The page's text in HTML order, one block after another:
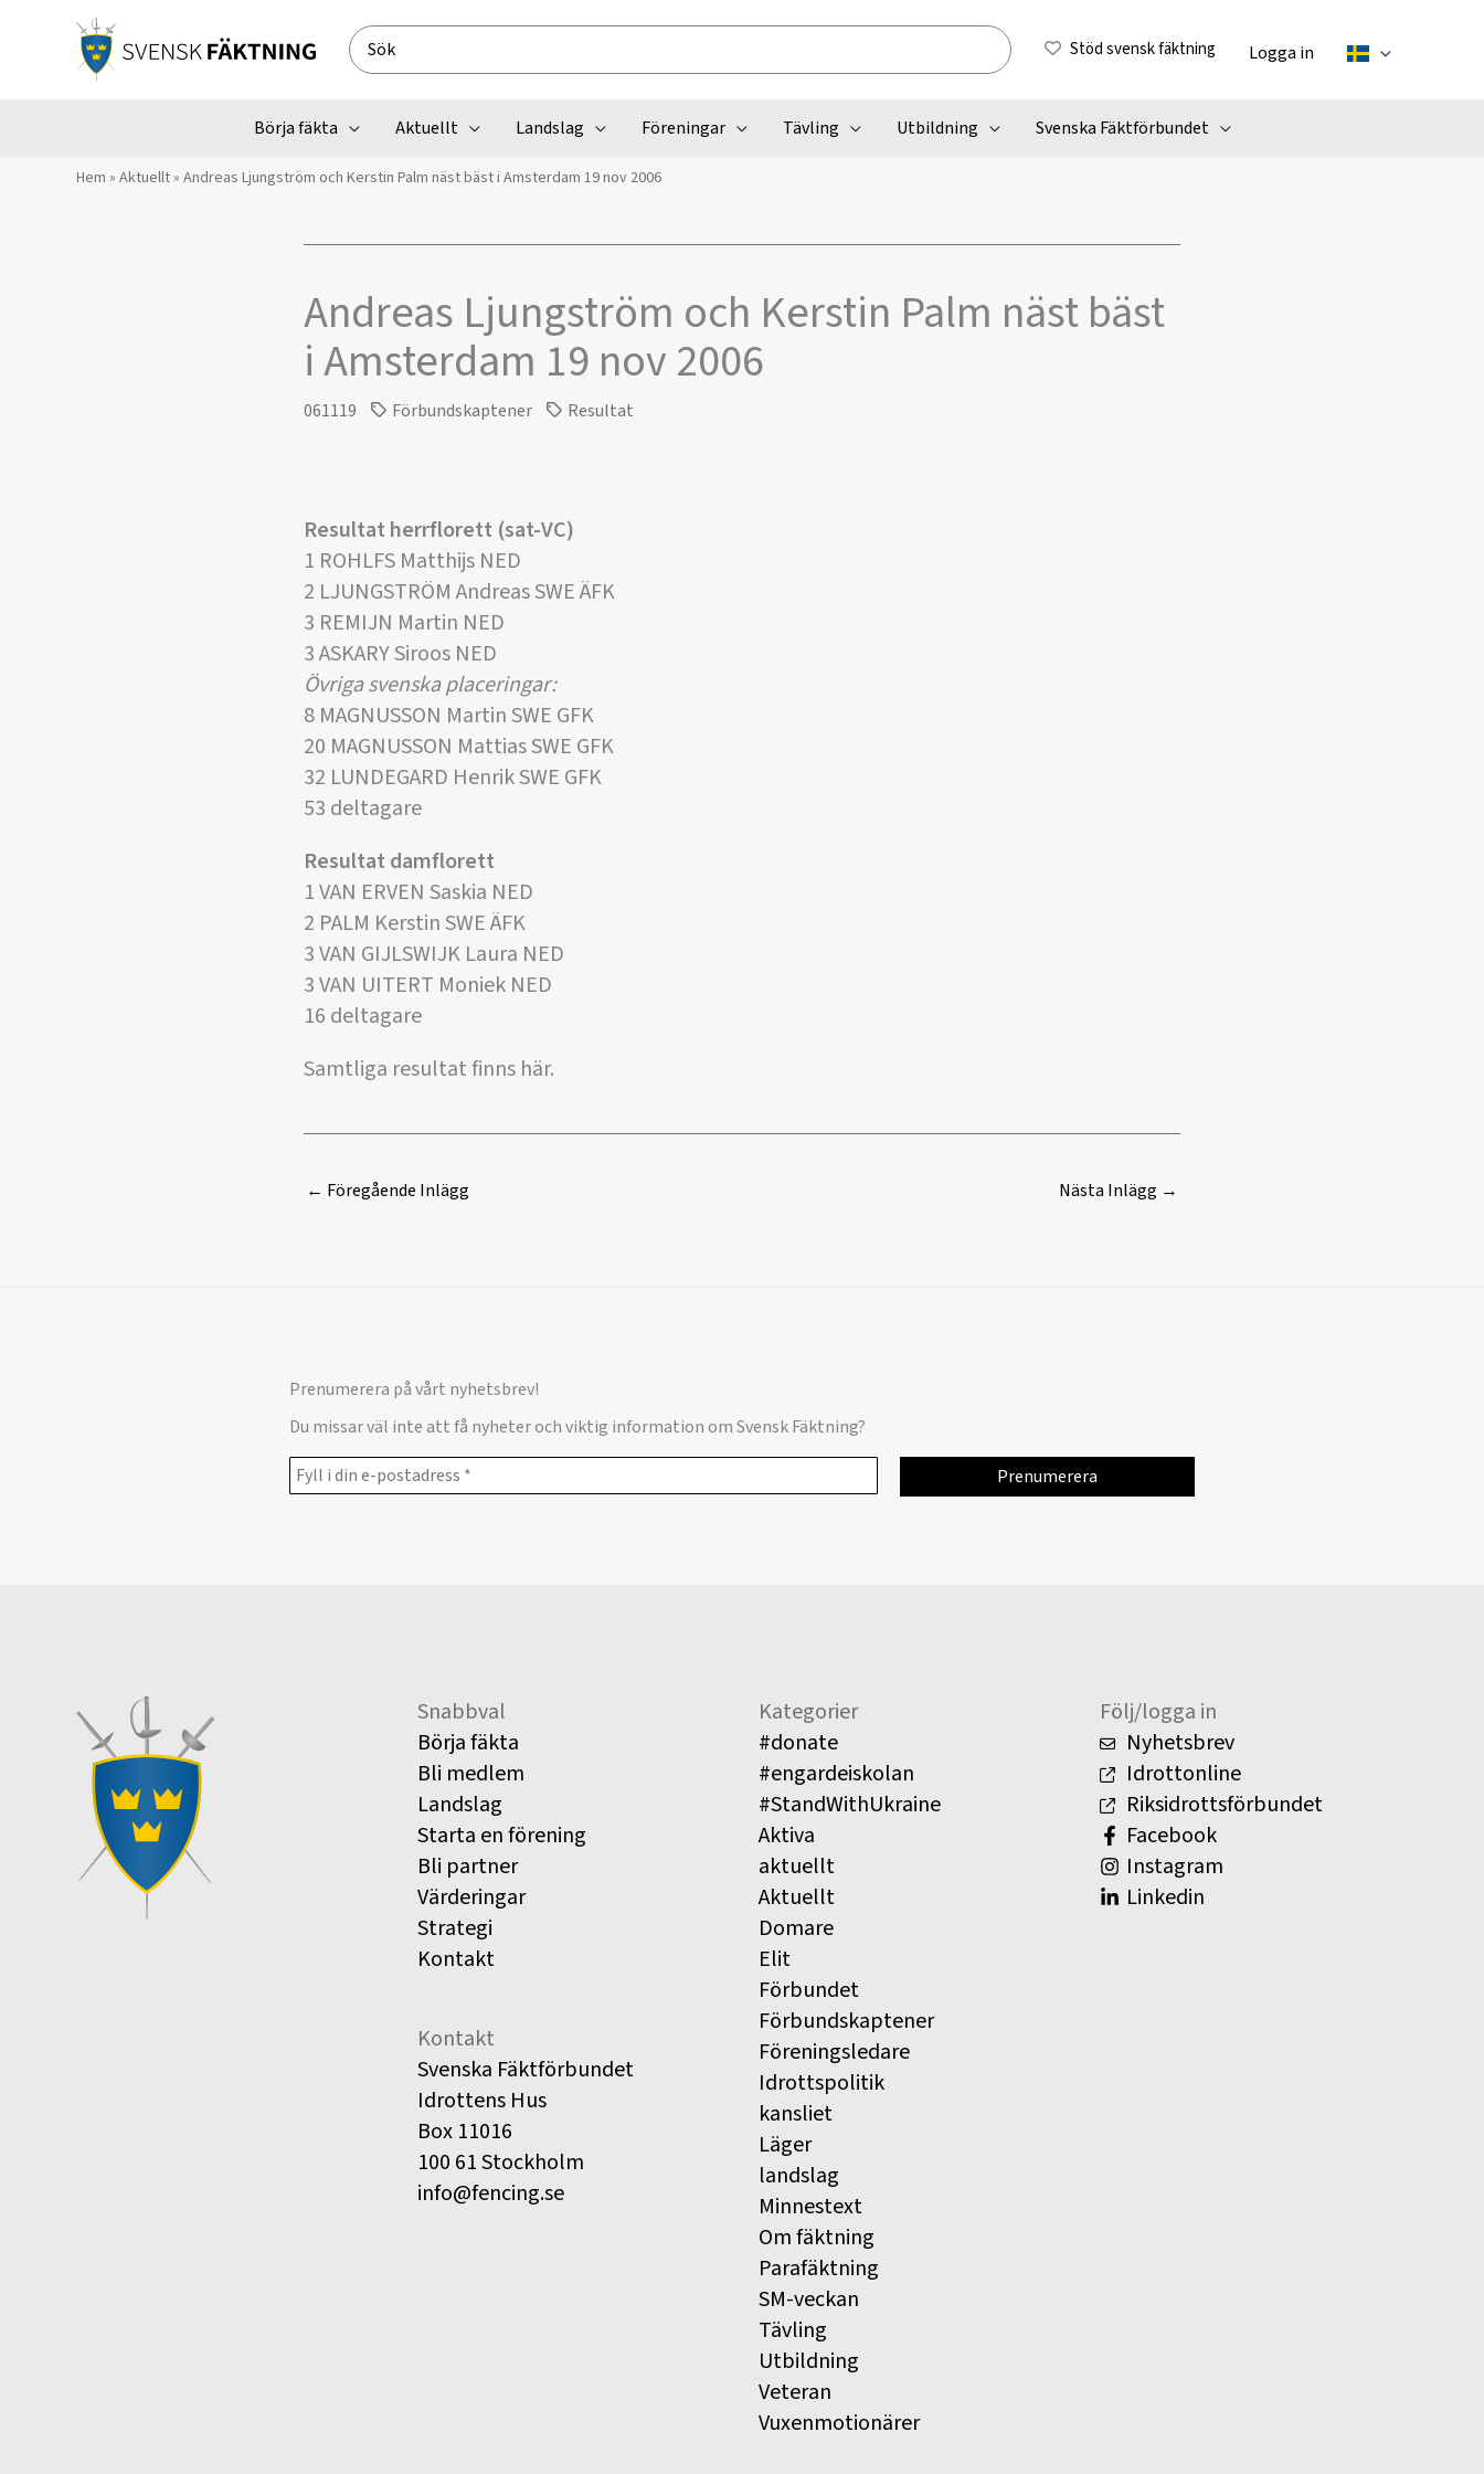
Search
for:
Stöd svensk fäktning Logga in
Börja fäkta Aktuellt Landslag Föreningar Tävling Utbildning Svenska Fäktförbundet
Hem » Aktuellt» Andreas Ljungström och Kerstin Palm näst bäst i Amsterdam 19 nov 2006
Andreas Ljungström och Kerstin Palm näst bäst
i Amsterdam 19 nov 2006
061119 Förbundskaptener Resultat
Resultat herrflorett (sat-VC)
1 ROHLFS Matthijs NED
2 LJUNGSTRÖM Andreas SWE ÄFK
3 REMIJN Martin NED
3 ASKARY Siroos NED
Övriga svenska placeringar:
8 MAGNUSSON Martin SWE GFK
20 MAGNUSSON Mattias SWE GFK
32 LUNDEGARD Henrik SWE GFK
53 deltagare
Resultat damflorett
1 VAN ERVEN Saskia NED
2 PALM Kerstin SWE ÄFK
3 VAN GIJLSWIJK Laura NED
3 VAN UITERT Moniek NED
16 deltagare
Samtliga resultat finns här.
← Föregående Inlägg Nästa Inlägg →
Prenumerera på vårt nyhetsbrev!
Du missar väl inte att få nyheter och viktig information om Svensk Fäktning?
Snabbval
Börja fäkta
Bli medlem
Landslag
Starta en förening
Bli partner
Värderingar
Strategi
Kontakt
Kontakt
Svenska Fäktförbundet
Idrottens Hus
Box 11016
100 61 Stockholm
info@fencing.se
Kategorier
#donate
#engardeiskolan
#StandWithUkraine
Aktiva
aktuellt
Aktuellt
Domare
Elit
Förbundet
Förbundskaptener
Föreningsledare
Idrottspolitik
kansliet
Läger
landslag
Minnestext
Om fäktning
Parafäktning
SM-veckan
Tävling
Utbildning
Veteran
Vuxenmotionärer
Följ/logga in
Nyhetsbrev
Idrottonline
Riksidrottsförbundet
Facebook
Instagram
Linkedin